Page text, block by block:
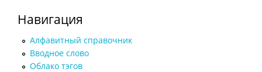
Навигация
Алфавитный справочник
Вводное слово
Облако тэгов